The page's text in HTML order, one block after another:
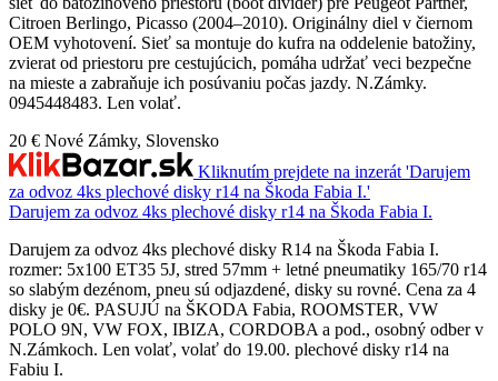
Citroen Berlingo, Picasso (2004–2010). Originálny diel v čiernom
OEM vyhotovení. Sieť sa montuje do kufra na oddelenie batožiny,
zvierat od priestoru pre cestujúcich, pomáha udržať veci bezpečne
na mieste a zabraňuje ich posúvaniu počas jazdy. N.Zámky.
0945448483. Len volať.
20 € Nové Zámky, Slovensko
Kliknutím prejdete na inzerát 'Darujem
za odvoz 4ks plechové disky r14 na Škoda Fabia I.'
Darujem za odvoz 4ks plechové disky r14 na Škoda Fabia I.
Darujem za odvoz 4ks plechové disky R14 na Škoda Fabia I.
rozmer: 5x100 ET35 5J, stred 57mm + letné pneumatiky 165/70 r14
so slabým dezénom, pneu sú odjazdené, disky su rovné. Cena za 4
disky je 0€. PASUJÚ na ŠKODA Fabia, ROOMSTER, VW
POLO 9N, VW FOX, IBIZA, CORDOBA a pod., osobný odber v
N.Zámkoch. Len volať, volať do 19.00. plechové disky r14 na
Fabiu I.